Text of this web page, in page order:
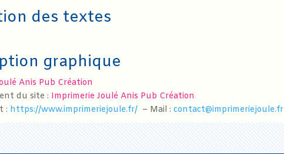
des textes
graphique
Anis Pub Création
du site : Imprimerie Joulé Anis Pub Création
: https://www.imprimeriejoule.fr/ – Mail :contact@imprimeriejoule.fr